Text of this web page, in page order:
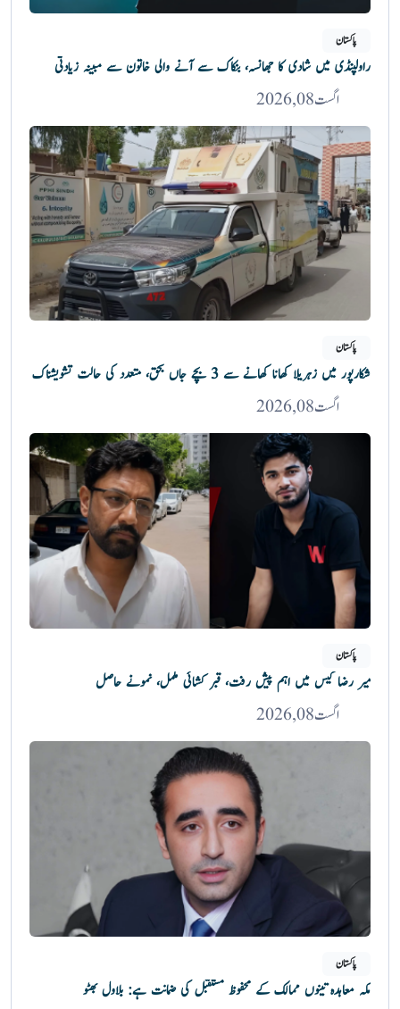
پاکستان
راولپنڈی میں شادی کا جھانسہ، بنکاک سے آنے والی خاتون سے مبینہ زیادتی
اگست 08, 2026
پاکستان
شکارپور میں زہریلا کھانا کھانے سے 3 بچے جاں بحق، متعدد کی حالت تشویشناک
اگست 08, 2026
پاکستان
میر رضا کیس میں اہم پیش رفت، قبر کشائی مکمل، نمونے حاصل
اگست 08, 2026
پاکستان
مکہ معاہدہ تینوں ممالک کے محفوظ مستقبل کی ضمانت ہے: بلاول بھٹو